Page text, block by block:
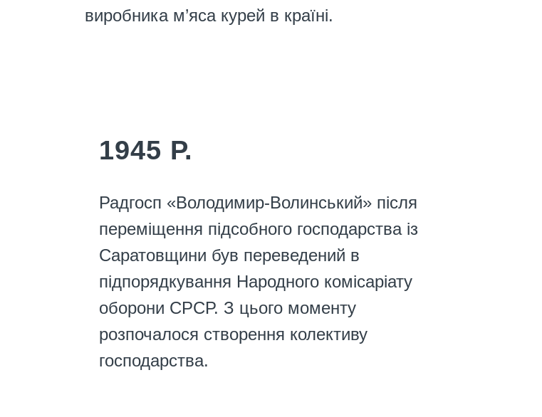
виробника м’яса курей в країні.
1945 Р.
Радгосп «Володимир-Волинський» після
переміщення підсобного господарства із
Саратовщини був переведений в
підпорядкування Народного комісаріату
оборони СРСР. З цього моменту
розпочалося створення колективу
господарства.